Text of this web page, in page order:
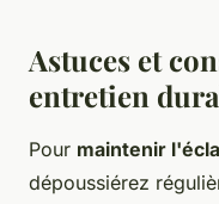
Astuces et
entretien
Pour maintenir
dépoussiérez